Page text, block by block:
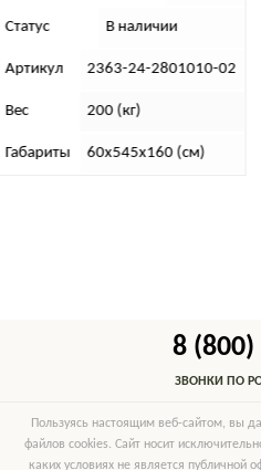
В наличии
2363-24-2801010-02
200 (кг)
60х545х160 (см)
8 (800)
ЗВОНКИ ПО
Пользуясь настоящим веб-сайтом, вы
файлов cookies. Сайт носит
каких условиях не является